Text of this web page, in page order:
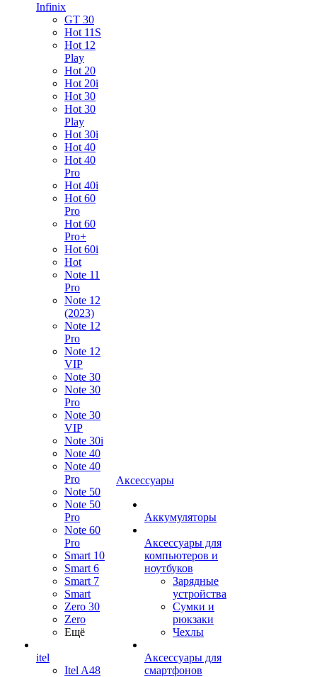
Infinix
GT 30
Hot 11S
Hot 12
Play
Hot 20
Hot 20i
Hot 30
Hot 30
Play
Hot 30i
Hot 40
Hot 40
Pro
Hot 40i
Hot 60
Pro
Hot 60
Pro+
Hot 60i
Hot
Note 11
Pro
Note 12
(2023)
Note 12
Pro
Note 12
VIP
Note 30
Note 30
Pro
Note 30
VIP
Note 30i
Note 40
Note 40
Pro
Note 50
Note 50
Pro
Note 60
Pro
Smart 10
Smart 6
Smart 7
Smart
Zero 30
Zero
Ещё
itel
Itel A48
Аксессуары
Аккумуляторы
Аксессуары для
компьютеров и
ноутбуков
Зарядные
устройства
Сумки и
рюкзаки
Чехлы
Аксессуары для
смартфонов